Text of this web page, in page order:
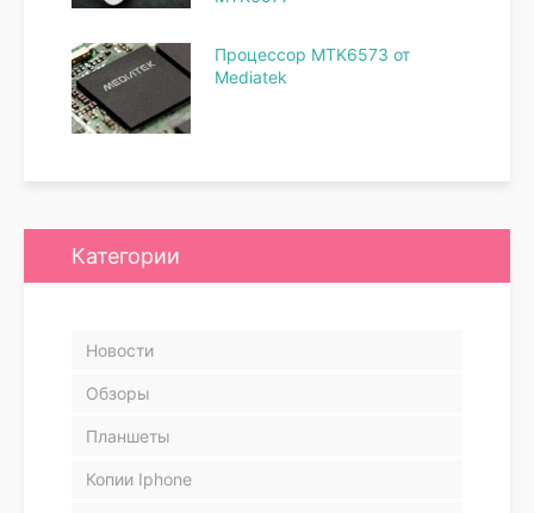
Процессор MTK6573 от
Mediatek
Категории
Новости
Обзоры
Планшеты
Копии Iphone